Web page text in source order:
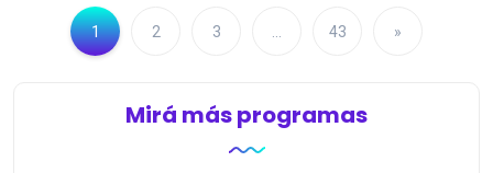
1 2 3 43 »
Mirá más programas